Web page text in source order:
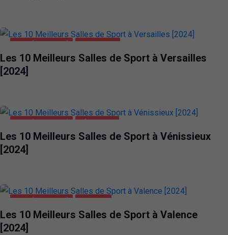
Les 10 Meilleurs Salles de Sport à Versailles
[2024]
Les 10 Meilleurs Salles de Sport à Vénissieux
[2024]
Les 10 Meilleurs Salles de Sport à Valence
[2024]